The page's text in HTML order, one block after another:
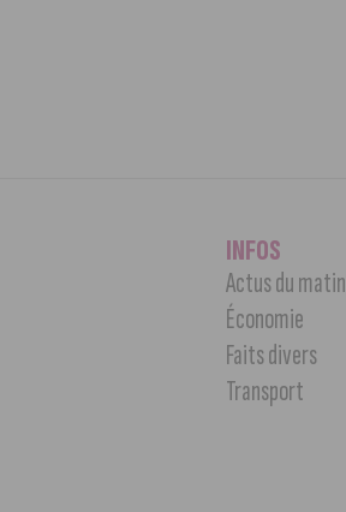
INFOS
Actus du matin
Économie
Faits divers
Transport